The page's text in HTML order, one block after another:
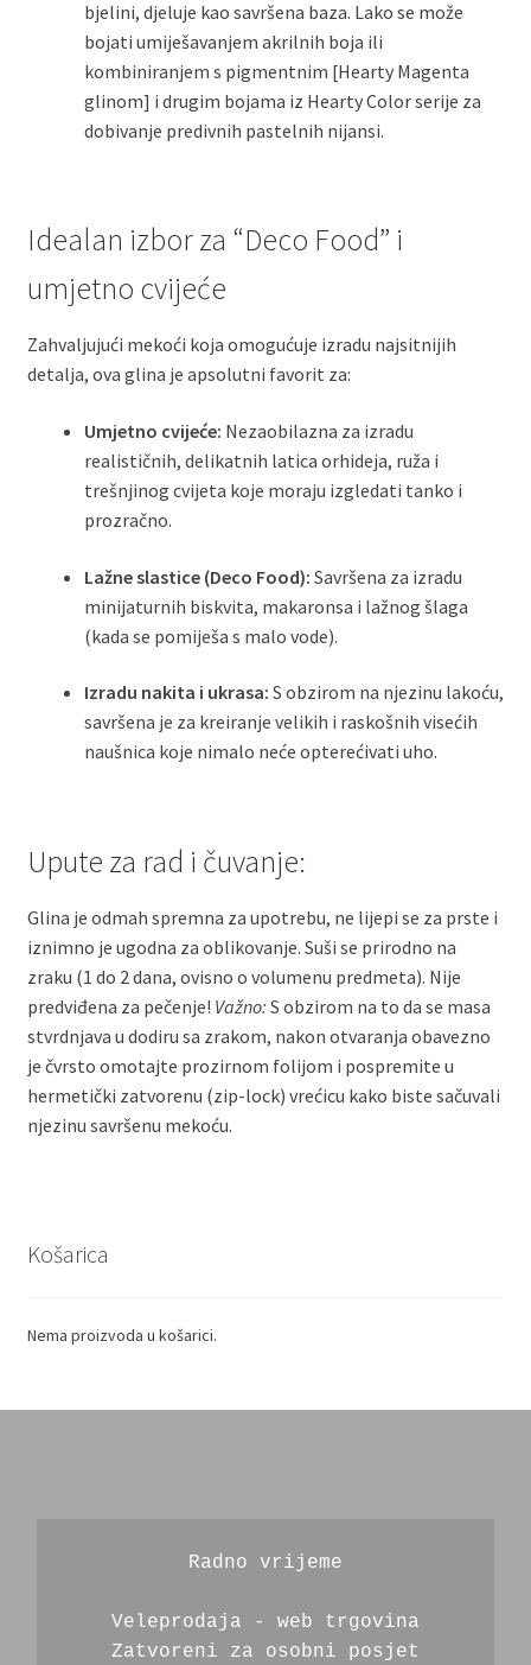
bjelini, djeluje kao savršena baza. Lako se može
bojati umiješavanjem akrilnih boja ili
kombiniranjem s pigmentnim [Hearty Magenta
glinom] i drugim bojama iz Hearty Color serije za
dobivanje predivnih pastelnih nijansi.
Idealan izbor za “Deco Food” i
umjetno cvijeće
Zahvaljujući mekoći koja omogućuje izradu najsitnijih
detalja, ova glina je apsolutni favorit za:
Umjetno cvijeće: Nezaobilazna za izradu
realističnih, delikatnih latica orhideja, ruža i
trešnjinog cvijeta koje moraju izgledati tanko i
prozračno.
Lažne slastice (Deco Food): Savršena za izradu
minijaturnih biskvita, makaronsa i lažnog šlaga
(kada se pomiješa s malo vode).
Izradu nakita i ukrasa: S obzirom na njezinu lakoću,
savršena je za kreiranje velikih i raskošnih visećih
naušnica koje nimalo neće opterećivati uho.
Upute za rad i čuvanje:
Glina je odmah spremna za upotrebu, ne lijepi se za prste i
iznimno je ugodna za oblikovanje. Suši se prirodno na
zraku (1 do 2 dana, ovisno o volumenu predmeta). Nije
predviđena za pečenje! Važno: S obzirom na to da se masa
stvrdnjava u dodiru sa zrakom, nakon otvaranja obavezno
je čvrsto omotajte prozirnom folijom i pospremite u
hermetički zatvorenu (zip-lock) vrećicu kako biste sačuvali
njezinu savršenu mekoću.
Košarica
Nema proizvoda u košarici.
Radno vrijeme
Veleprodaja - web trgovina
Zatvoreni za osobni posjet